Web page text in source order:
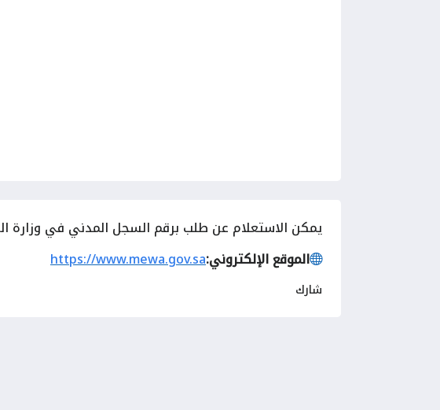
يمكن الاستعلام عن طلب برقم السجل المدني في وزارة
الموقع الإلكتروني:https://www.mewa.gov.sa
شارك